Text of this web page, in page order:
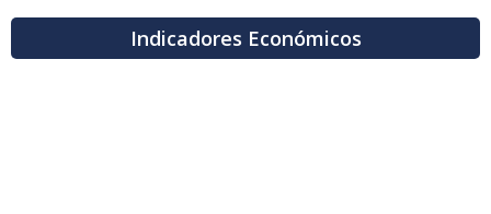
Indicadores Económicos